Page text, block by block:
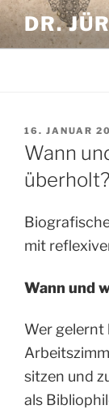
Zum
Inhalt
springen
DR.
AM
16. JANUAR
Wann
überholt?
mit
Wann und
Wer gelernt
sitzen und
als